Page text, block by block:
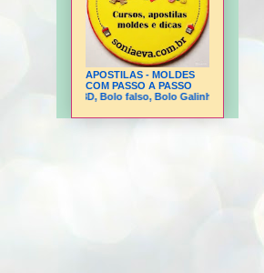
APOSTILAS - MOLDES
COM PASSO A PASSO
Bambi 3D, Bolo falso, Bolo Galinha Pintadinha,